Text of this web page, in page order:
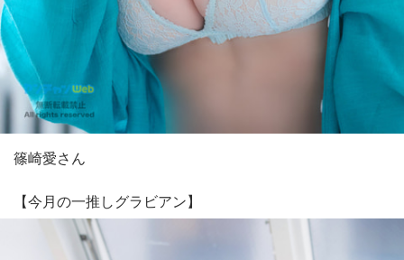
篠崎愛さん
【今月の一推しグラビアン】